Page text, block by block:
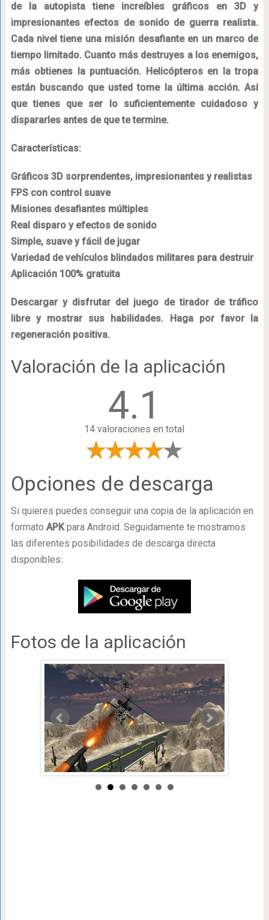
de la autopista tiene increíbles gráficos en 3D y
impresionantes efectos de sonido de guerra realista.
Cada nivel tiene una misión desafiante en un marco de
tiempo limitado. Cuanto más destruyes a los enemigos,
más obtienes la puntuación. Helicópteros en la tropa
están buscando que usted tome la última acción. Así
que tienes que ser lo suficientemente cuidadoso y
dispararles antes de que te termine.
Características:
Gráficos 3D sorprendentes, impresionantes y realistas
FPS con control suave
Misiones desafiantes múltiples
Real disparo y efectos de sonido
Simple, suave y fácil de jugar
Variedad de vehículos blindados militares para destruir
Aplicación 100% gratuita
Descargar y disfrutar del juego de tirador de tráfico
libre y mostrar sus habilidades. Haga por favor la
regeneración positiva.
Valoración de la aplicación
4.1
14 valoraciones en total
Opciones de descarga
Si quieres puedes conseguir una copia de la aplicación en
formato APKpara Android. Seguidamente te mostramos
las diferentes posibilidades de descarga directa
disponibles:
Fotos de la aplicación